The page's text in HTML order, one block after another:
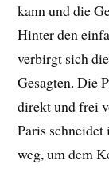
kann und die
Hinter den
verbirgt sich
Gesagten. Die
direkt und frei
Paris
weg, um dem